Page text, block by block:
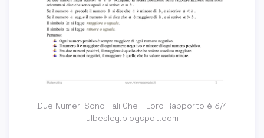
Due Numeri Sono Tali Che Il Loro Rapporto è 3/4
ulbesley.blogspot.com